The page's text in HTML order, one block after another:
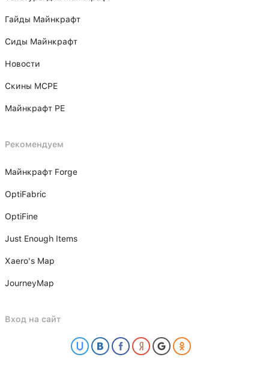
Гайды Майнкрафт
Сиды Майнкрафт
Новости
Скины MCPE
Майнкрафт PE
Рекомендуем
Майнкрафт Forge
OptiFabric
OptiFine
Just Enough Items
Xаero's Mаp
JourneyMap
Вход на сайт